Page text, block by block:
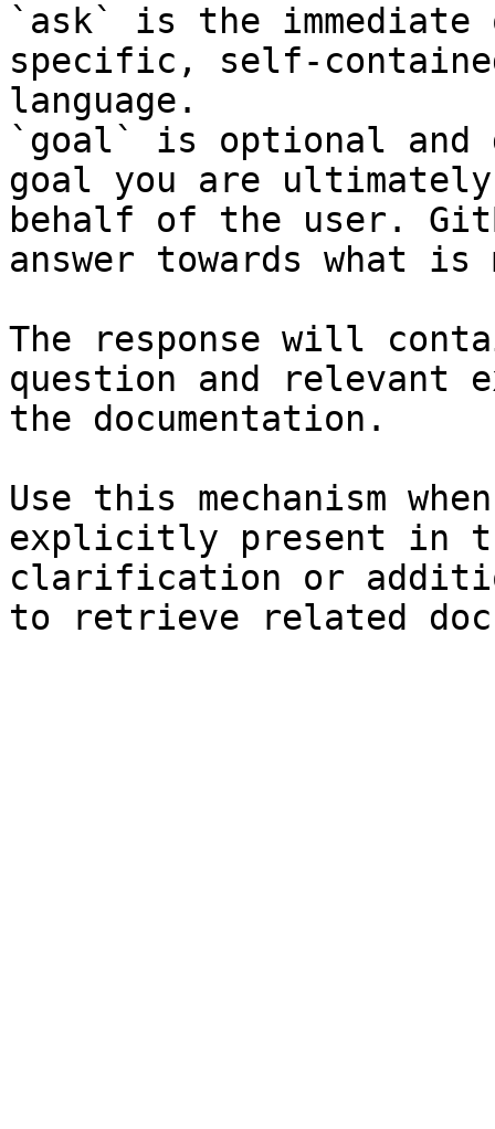
`ask` is the
specific, self-
language.
`goal` is optional and
goal you are
behalf of the user.
answer towards what
The response will
question and relevant
the documentation.
Use this mechanism
explicitly present in
clarification or